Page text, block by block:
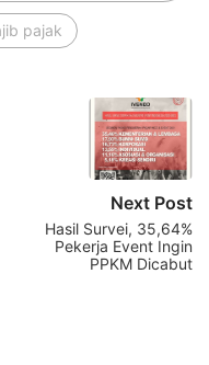
pajak
Next Post
Hasil Survei, 35,64%
Pekerja Event Ingin
PPKM Dicabut